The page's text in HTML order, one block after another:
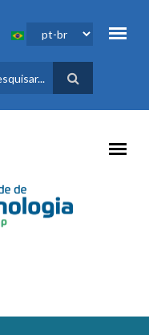
BUSCA